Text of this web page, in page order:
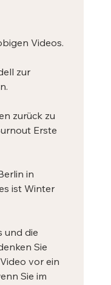
Videos.
zur
zurück zu
Erste
in
ist Winter
und die
Sie
vor ein
Sie im